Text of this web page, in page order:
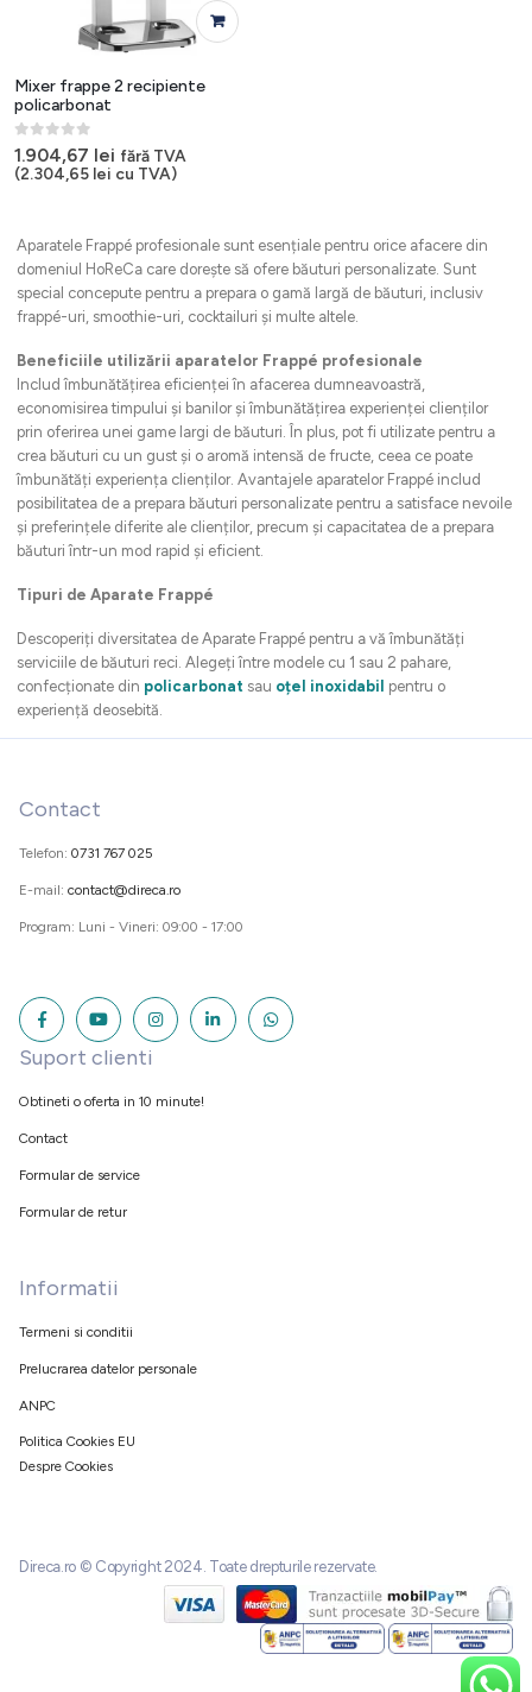
Mixer frappe 2 recipiente
policarbonat
0 out of 5
1.904,67 lei fără TVA
(2.304,65 lei cu TVA)
Aparatele Frappé profesionale sunt esențiale pentru orice afacere din
domeniul HoReCa care dorește să ofere băuturi personalizate. Sunt
special concepute pentru a prepara o gamă largă de băuturi, inclusiv
frappé-uri, smoothie-uri, cocktailuri și multe altele.
Beneficiile utilizării aparatelor Frappé profesionale
Includ îmbunătățirea eficienței în afacerea dumneavoastră,
economisirea timpului și banilor și îmbunătățirea experienței clienților
prin oferirea unei game largi de băuturi. În plus, pot fi utilizate pentru a
crea băuturi cu un gust și o aromă intensă de fructe, ceea ce poate
îmbunătăți experiența clienților. Avantajele aparatelor Frappé includ
posibilitatea de a prepara băuturi personalizate pentru a satisface nevoile
și preferințele diferite ale clienților, precum și capacitatea de a prepara
băuturi într-un mod rapid și eficient.
Tipuri de Aparate Frappé
Descoperiți diversitatea de Aparate Frappé pentru a vă îmbunătăți
serviciile de băuturi reci. Alegeți între modele cu 1 sau 2 pahare,
confecționate din policarbonat sau oțel inoxidabil pentru o
experiență deosebită.
Contact
Telefon: 0731 767 025
E-mail: contact@direca.ro
Program: Luni - Vineri: 09:00 - 17:00
Suport clienti
Obtineti o oferta in 10 minute!
Contact
Formular de service
Formular de retur
Informatii
Termeni si conditii
Prelucrarea datelor personale
ANPC
Politica Cookies EU
Despre Cookies
Direca.ro © Copyright 2024. Toate drepturile rezervate.